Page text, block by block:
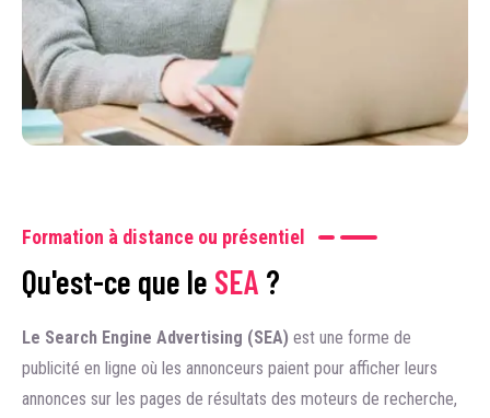
Formation à distance ou présentiel
Qu'est-ce que le SEA ?
Le Search Engine Advertising (SEA) est une forme de
publicité en ligne où les annonceurs paient pour afficher leurs
annonces sur les pages de résultats des moteurs de recherche,